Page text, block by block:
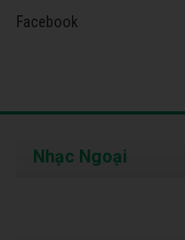
Facebook
Nhạc Ngoại